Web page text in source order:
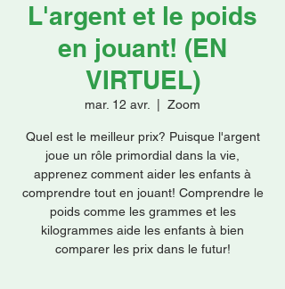
L'argent et le poids
en jouant! (EN
VIRTUEL)
mar. 12 avr. Zoom
Quel est le meilleur prix? Puisque l'argent
joue un rôle primordial dans la vie,
apprenez comment aider les enfants à
comprendre tout en jouant! Comprendre le
poids comme les grammes et les
kilogrammes aide les enfants à bien
comparer les prix dans le futur!